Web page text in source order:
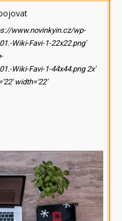
www.novinkyin.cz/wp-
Wiki-Favi-1-22x22.png'
Wiki-Favi-1-44x44.png 2x'
width='22'